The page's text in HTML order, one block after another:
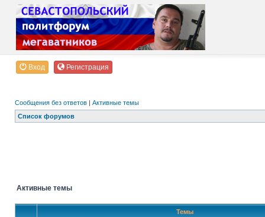
Вход Регистрация
Сообщения без ответов | Активные темы
Список форумов
Активные темы
Темы